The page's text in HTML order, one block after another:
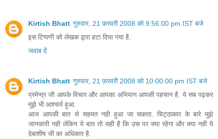
Kirtish Bhatt गुरुवार, 21 फ़रवरी 2008 को 9:56:00 pm IST बजे
इस टिप्पणी को लेखक द्वारा हटा दिया गया है.
जवाब दें
Kirtish Bhatt गुरुवार, 21 फ़रवरी 2008 को 10:00:00 pm IST बजे
प्रमेन्द्र जी आपके विचार और आपका अभियान आपकी पहचान है. ये सब पढ़कर
मुझे भी आश्चर्य हुआ.
आज आपकी बात से सहमत नही हुआ जा सकता. चिट्ठाकार के बारे मुझे
जानकारी नही लेकिन ये बात तो सही है कि उस पर क्या रहेगा और क्या नही ये
देबाशीष जी का अधिकार है.